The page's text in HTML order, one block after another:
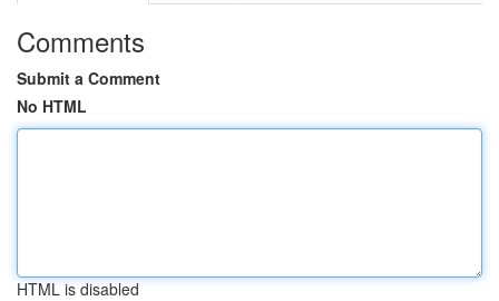
Comments
Submit a Comment
No HTML
HTML is disabled